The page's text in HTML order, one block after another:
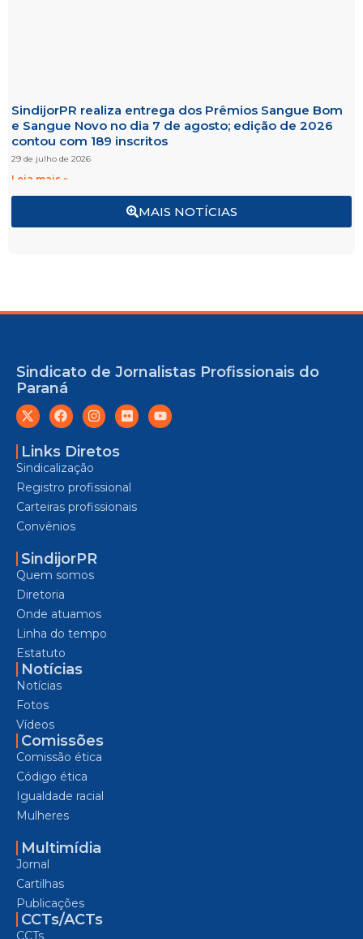
MAIS NOTÍCIAS
SindijorPR realiza entrega dos Prêmios Sangue Bom
e Sangue Novo no dia 7 de agosto; edição de 2026
contou com 189 inscritos
29 de julho de 2026
Leia mais »
Sindicato de Jornalistas Profissionais do
Paraná
Links Diretos
Sindicalização
Registro profissional
Carteiras profissionais
Convênios
SindijorPR
Quem somos
Diretoria
Onde atuamos
Linha do tempo
Estatuto
Notícias
Notícias
Fotos
Vídeos
Comissões
Comissão ética
Código ética
Igualdade racial
Mulheres
Multimídia
Jornal
Cartilhas
Publicações
CCTs/ACTs
CCTs